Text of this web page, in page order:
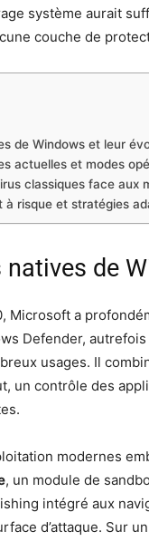
système aurait
couche de
de Windows et leur
actuelles et modes
classiques face aux
à risque et stratégies
de
Microsoft a
Defender,
usages. Il
un contrôle des
modernes
, un module de
intégré aux
d’attaque. Sur